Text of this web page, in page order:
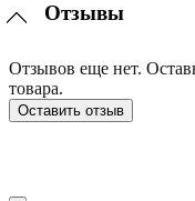
Отзывы
Отзывов еще нет.
товара.
Оставить отзыв